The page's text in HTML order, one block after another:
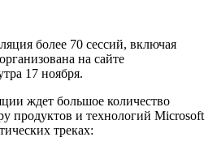
более 70 сессий, включая
на сайте
17 ноября.
ждет большое количество
продуктов и технологий Microsoft
треках: